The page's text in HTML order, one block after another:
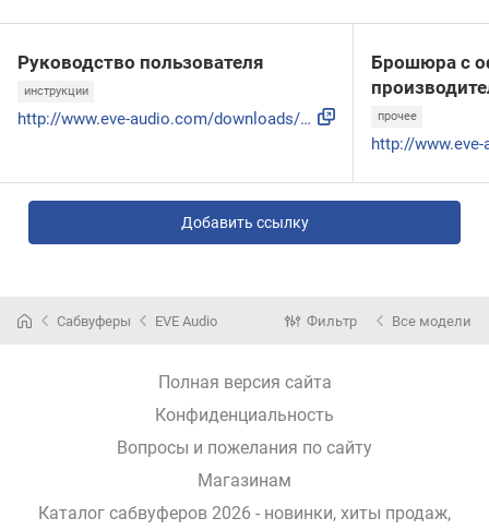
Руководство пользователя
инструкции
http://www.eve-audio.com/downloads/manuals/EveAudio_WebManu...
Брошюра с
прочее
Добавить ссылку
Сабвуферы EVE Audio Фильтр Все модели
Полная версия сайта
Конфиденциальность
Вопросы и пожелания по сайту
Магазинам
Каталог сабвуферов 2026 - новинки, хиты продаж,